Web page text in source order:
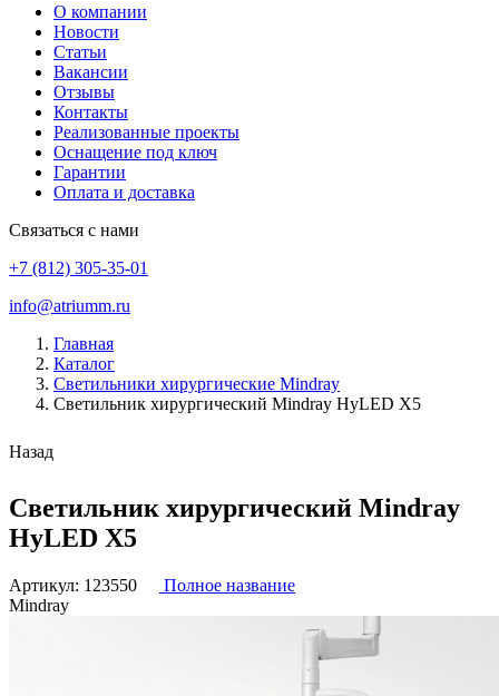
О компании
Новости
Статьи
Вакансии
Отзывы
Контакты
Реализованные проекты
Оснащение под ключ
Гарантии
Оплата и доставка
Связаться с нами
+7 (812) 305-35-01
info@atriumm.ru
Главная
Каталог
Светильники хирургические Mindray
Светильник хирургический Mindray HyLED X5
Назад
Светильник хирургический Mindray
HyLED X5
Артикул: 123550
Полное название
Mindray